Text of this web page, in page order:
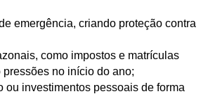
emergência, criando proteção contra
como impostos e matrículas
no início do ano;
ou investimentos pessoais de forma